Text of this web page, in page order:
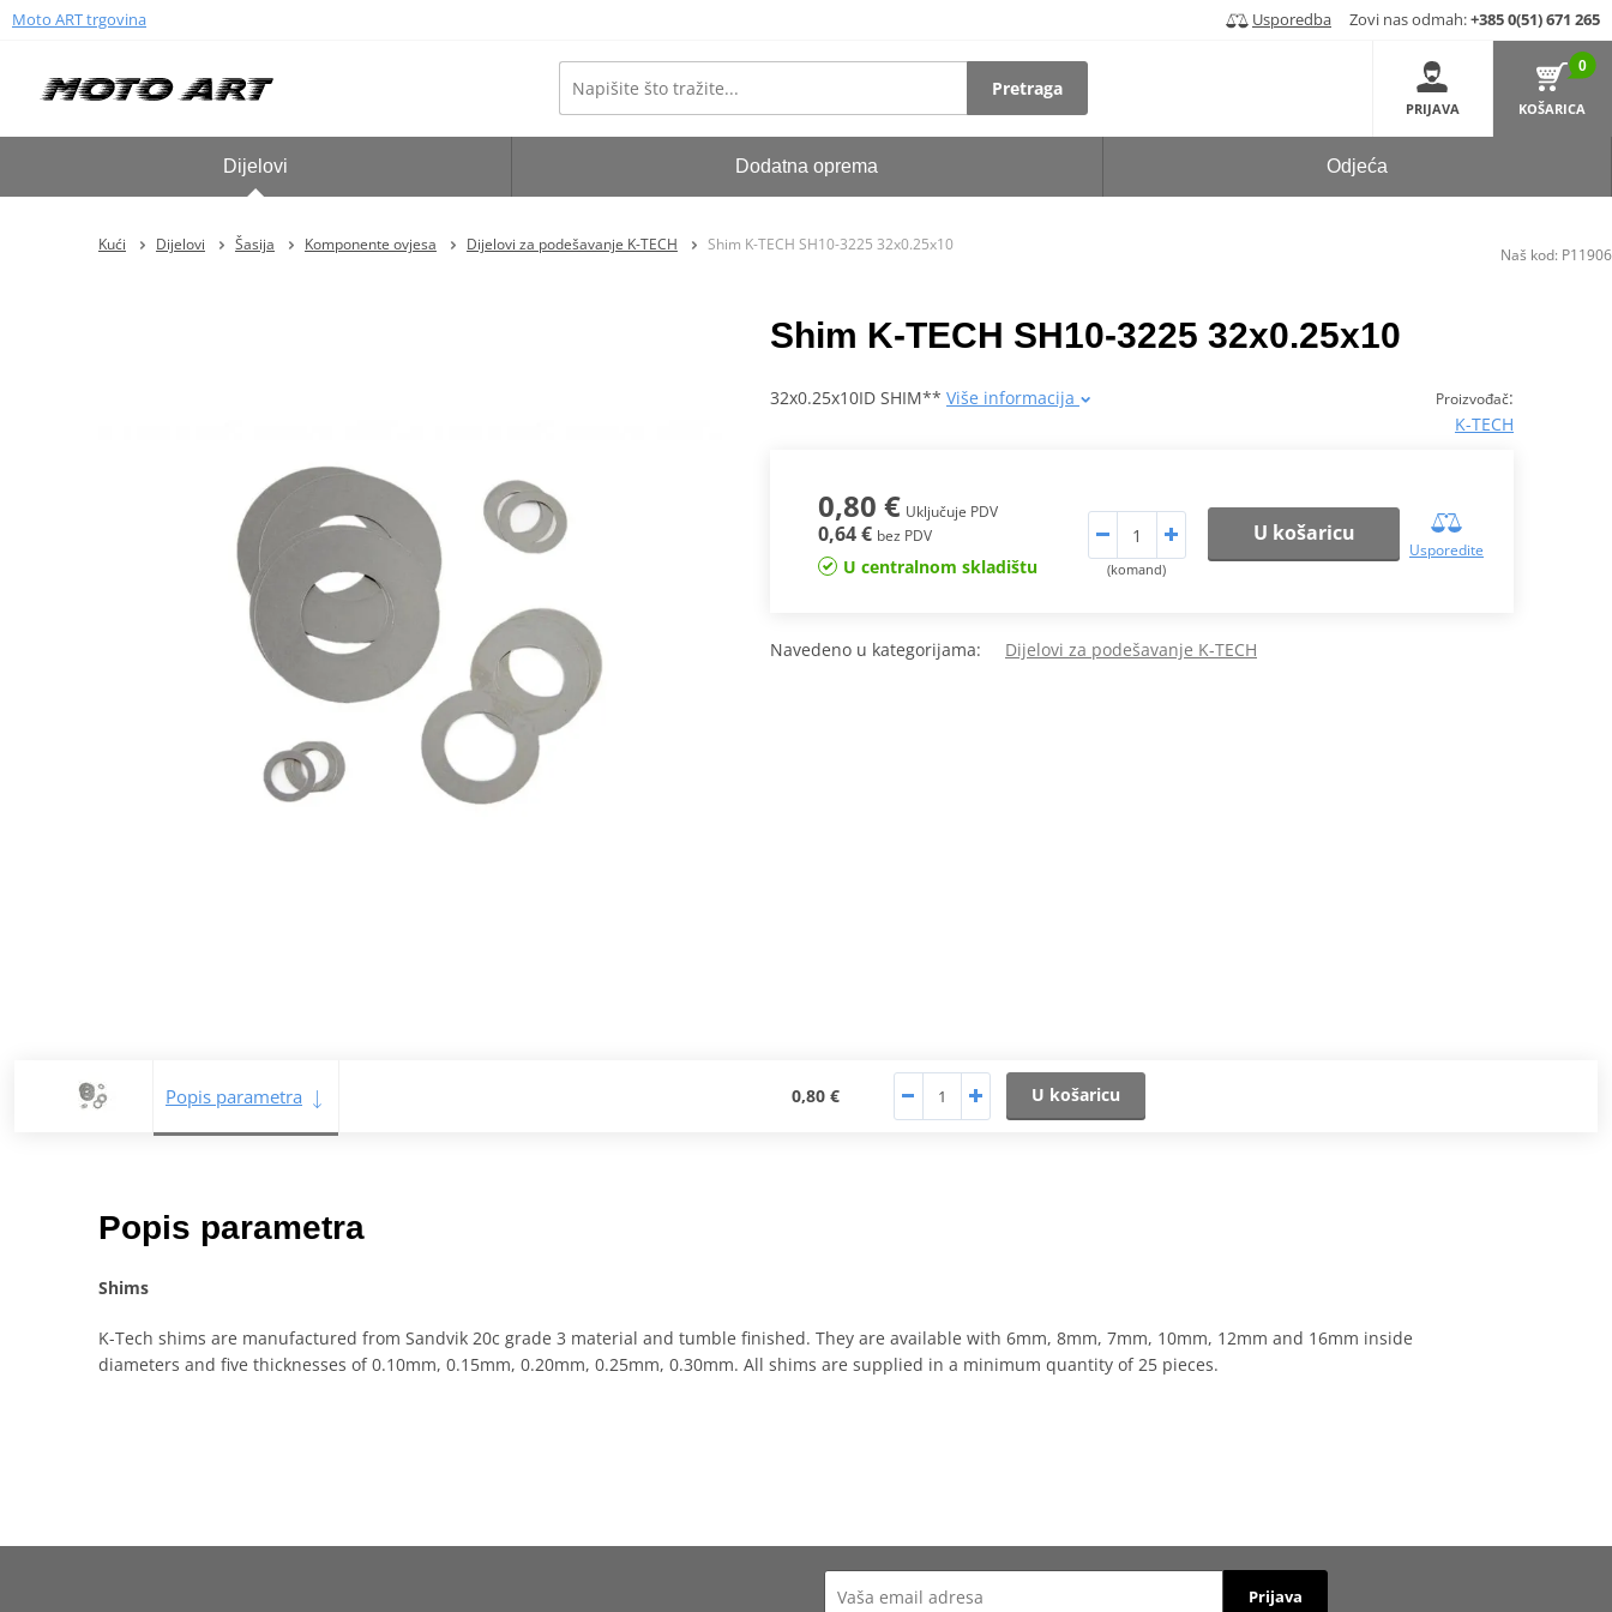
Moto ART trgovina Usporedba Zovi nas odmah:+385 0(51) 671 265
Pretraga
PRIJAVA
0
KOŠARICA
Dijelovi Dodatna oprema Odjeća
Kući Dijelovi Šasija Komponente ovjesa Dijelovi za podešavanje K-TECH Shim K-TECH SH10-3225 32x0.25x10
Shim K-TECH SH10-3225 32x0.25x10
Proizvođač:
K-TECH
32x0.25x10ID SHIM** Više informacija
0,80 € Uključuje PDV
0,64 € bez PDV
U centralnom skladištu (komand)
U košaricu
Usporedite
Navedeno u kategorijama: Dijelovi za podešavanje K-TECH
Popis parametra 0,80 € U košaricu
Popis parametra
Shims
K-Tech shims are manufactured from Sandvik 20c grade 3 material and tumble finished. They are available with 6mm, 8mm, 7mm, 10mm, 12mm and 16mm inside
diameters and five thicknesses of 0.10mm, 0.15mm, 0.20mm, 0.25mm, 0.30mm. All shims are supplied in a minimum quantity of 25 pieces.
Naš kod: P11906
Prijava